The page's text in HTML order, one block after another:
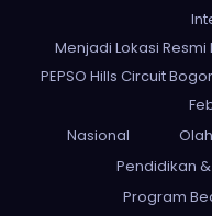
Menjadi Lokasi
PEPSO Hills Circuit
Nasional
Pendidikan
Program